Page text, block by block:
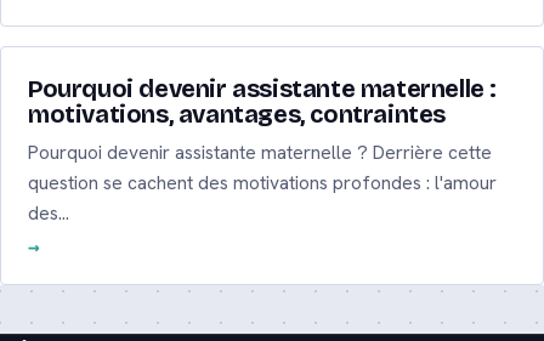
Pourquoi devenir assistante maternelle :
motivations, avantages, contraintes
Pourquoi devenir assistante maternelle ? Derrière cette
question se cachent des motivations profondes : l'amour
des…